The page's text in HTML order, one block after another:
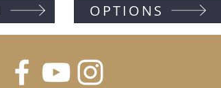
OPTIONS